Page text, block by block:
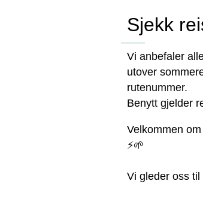
Sjekk
Vi anbefaler
utover
rutenummer.
Benytt gjelder
Velkommen
⚡🌱
Vi gleder oss